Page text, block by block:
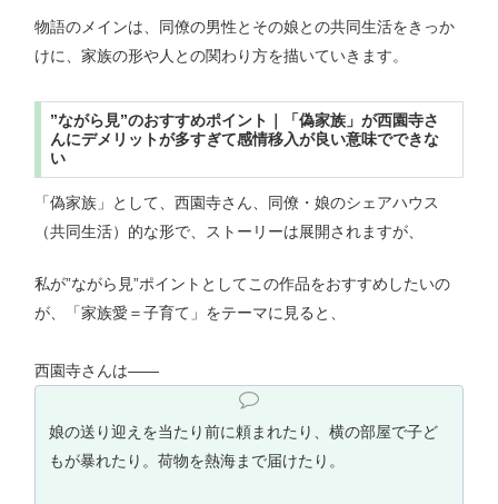
物語のメインは、同僚の男性とその娘との共同生活をきっか
けに、家族の形や人との関わり方を描いていきます。
”ながら見”のおすすめポイント｜「偽家族」が西園寺さ
んにデメリットが多すぎて感情移入が良い意味でできな
い
「偽家族」として、西園寺さん、同僚・娘のシェアハウス
（共同生活）的な形で、ストーリーは展開されますが、
私が”ながら見”ポイントとしてこの作品をおすすめしたいの
が、「家族愛＝子育て」をテーマに見ると、
西園寺さんは——
娘の送り迎えを当たり前に頼まれたり、横の部屋で子ど
もが暴れたり。荷物を熱海まで届けたり。